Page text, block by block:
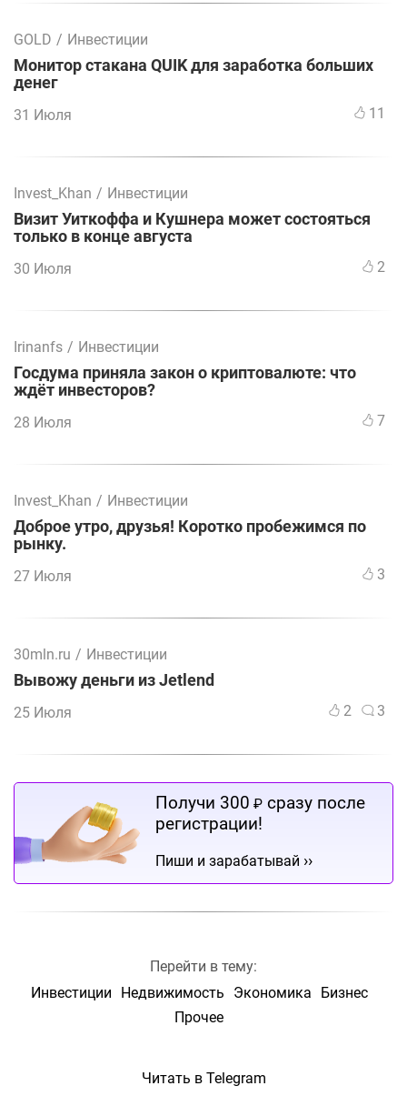
GOLD / Инвестиции
Монитор стакана QUIK для заработка больших
денег
31 Июля 11
Invest_Khan / Инвестиции
Визит Уиткоффа и Кушнера может состояться
только в конце августа
30 Июля 2
Irinanfs / Инвестиции
Госдума приняла закон о криптовалюте: что
ждёт инвесторов?
28 Июля 7
Invest_Khan / Инвестиции
Доброе утро, друзья! Коротко пробежимся по
рынку.
27 Июля 3
30mln.ru / Инвестиции
Вывожу деньги из Jetlend
25 Июля 2 3
Получи 300 ₽ сразу после
регистрации!
Пиши и зарабатывай ››
Перейти в тему:
Инвестиции
Недвижимость Экономика
Бизнес
Прочее
Читать в Telegram